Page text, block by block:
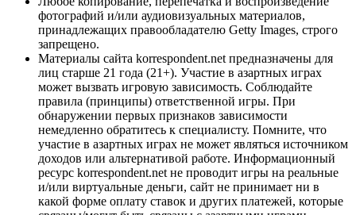
фотографий и/или аудиовизуальных материалов,
принадлежащих правообладателю Getty Images, строго
запрещено.
Материалы сайта korrespondent.net предназначены для
лиц старше 21 года (21+). Участие в азартных играх
может вызвать игровую зависимость. Соблюдайте
правила (принципы) ответственной игры. При
обнаружении первых признаков зависимости
немедленно обратитесь к специалисту. Помните, что
участие в азартных играх не может являться источником
доходов или альтернативой работе. Информационный
ресурс korrespondent.net не проводит игры на реальные
и/или виртуальные деньги, сайт не принимает ни в
какой форме оплату ставок и других платежей, которые